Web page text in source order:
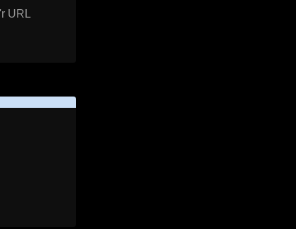
URL